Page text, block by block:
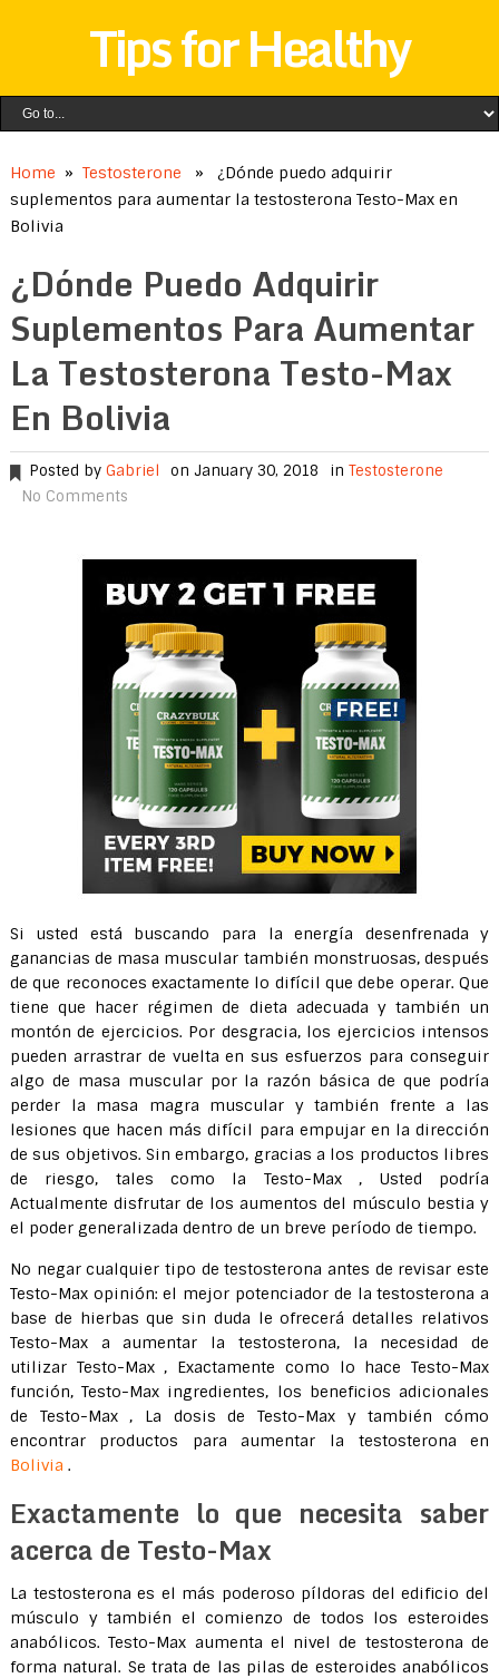
Tips for Healthy
Home » Testosterone » ¿Dónde puedo adquirir
suplementos para aumentar la testosterona Testo-Max en
Bolivia
¿Dónde Puedo Adquirir
Suplementos Para Aumentar
La Testosterona Testo-Max
En Bolivia
Posted by Gabriel on January 30, 2018 in Testosterone
No Comments
Si usted está buscando para la energía desenfrenada y
ganancias de masa muscular también monstruosas, después
de que reconoces exactamente lo difícil que debe operar. Que
tiene que hacer régimen de dieta adecuada y también un
montón de ejercicios. Por desgracia, los ejercicios intensos
pueden arrastrar de vuelta en sus esfuerzos para conseguir
algo de masa muscular por la razón básica de que podría
perder la masa magra muscular y también frente a las
lesiones que hacen más difícil para empujar en la dirección
de sus objetivos. Sin embargo, gracias a los productos libres
de riesgo, tales como la Testo-Max , Usted podría
Actualmente disfrutar de los aumentos del músculo bestia y
el poder generalizada dentro de un breve período de tiempo.
No negar cualquier tipo de testosterona antes de revisar este
Testo-Max opinión: el mejor potenciador de la testosterona a
base de hierbas que sin duda le ofrecerá detalles relativos
Testo-Max a aumentar la testosterona, la necesidad de
utilizar Testo-Max , Exactamente como lo hace Testo-Max
función, Testo-Max ingredientes, los beneficios adicionales
de Testo-Max , La dosis de Testo-Max y también cómo
encontrar productos para aumentar la testosterona en
Bolivia .
Exactamente lo que necesita saber
acerca de Testo-Max
La testosterona es el más poderoso píldoras del edificio del
músculo y también el comienzo de todos los esteroides
anabólicos. Testo-Max aumenta el nivel de testosterona de
forma natural. Se trata de las pilas de esteroides anabólicos